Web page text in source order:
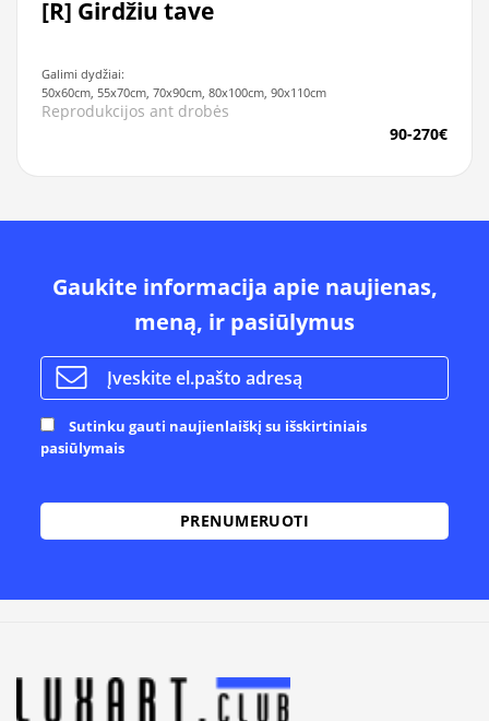
[R] Girdžiu tave
Galimi dydžiai:
50x60cm, 55x70cm, 70x90cm, 80x100cm, 90x110cm
Reprodukcijos ant drobės
90-270€
Gaukite informacija apie naujienas,
meną, ir pasiūlymus
Sutinku gauti naujienlaiškį su išskirtiniais
pasiūlymais